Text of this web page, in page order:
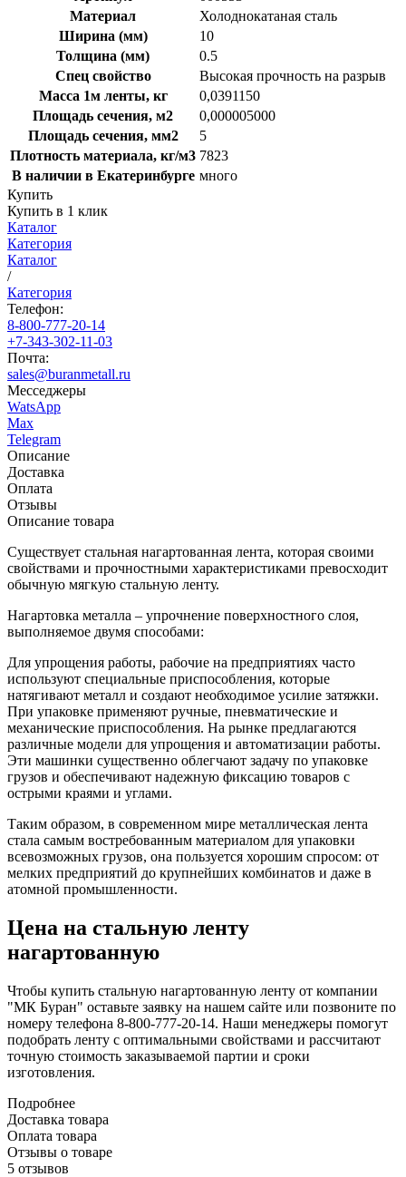
Материал
Холоднокатаная сталь
Ширина (мм)
10
Толщина (мм)
0.5
Спец свойство
Высокая прочность на разрыв
Масса 1м ленты, кг
0,0391150
Площадь сечения, м2
0,000005000
Площадь сечения, мм2
5
Плотность материала, кг/м3 7823
В наличии в Екатеринбурге много
Купить
Купить в 1 клик
Каталог
Категория
Каталог
/
Категория
Телефон:
8-800-777-20-14
+7-343-302-11-03
Почта:
sales@buranmetall.ru
Месседжеры
WatsApp
Max
Telegram
Описание
Доставка
Оплата
Отзывы
Описание товара
Существует стальная нагартованная лента, которая своими
свойствами и прочностными характеристиками превосходит
обычную мягкую стальную ленту.
Нагартовка металла – упрочнение поверхностного слоя,
выполняемое двумя способами:
Для упрощения работы, рабочие на предприятиях часто
используют специальные приспособления, которые
натягивают металл и создают необходимое усилие затяжки.
При упаковке применяют ручные, пневматические и
механические приспособления. На рынке предлагаются
различные модели для упрощения и автоматизации работы.
Эти машинки существенно облегчают задачу по упаковке
грузов и обеспечивают надежную фиксацию товаров с
острыми краями и углами.
Таким образом, в современном мире металлическая лента
стала самым востребованным материалом для упаковки
всевозможных грузов, она пользуется хорошим спросом: от
мелких предприятий до крупнейших комбинатов и даже в
атомной промышленности.
Цена на стальную ленту
нагартованную
Чтобы купить стальную нагартованную ленту от компании
"МК Буран" оставьте заявку на нашем сайте или позвоните по
номеру телефона 8-800-777-20-14. Наши менеджеры помогут
подобрать ленту с оптимальными свойствами и рассчитают
точную стоимость заказываемой партии и сроки
изготовления.
Подробнее
Доставка товара
Оплата товара
Отзывы о товаре
5 отзывов